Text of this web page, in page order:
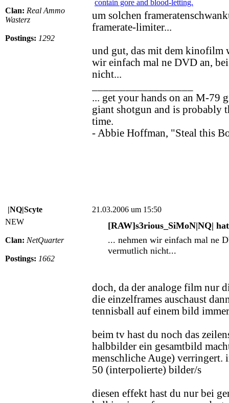
Clan: Real Ammo
Wasterz
Postings: 1292
um solchen
framerate-limiter...
und gut, das mit dem kinofilm
wir einfach mal ne DVD an,
nicht...
... get your hands on an M-79
giant shotgun and is probably
time.
- Abbie Hoffman, "Steal this
|NQ|Scyte
21.03.2006 um 15:50
NEW
Clan: NetQuarter
Postings: 1662
[RAW]s3rious_SiMoN|NQ|
... nehmen wir einfach mal ne
vermutlich nicht...
doch, da der analoge film nur
die einzelframes auschaust
tennisball auf einem bild
beim tv hast du noch das
halbbilder ein gesamtbild
menschliche Auge) verringert.
50 (interpolierte) bilder/s
diesen effekt hast du nur bei